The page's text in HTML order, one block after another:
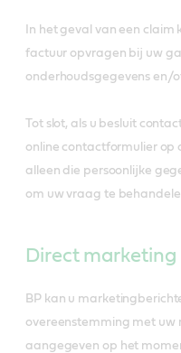
In het geval van een claim
factuur opvragen bij uw
onderhoudsgegevens en/
Tot slot, als u besluit
online contactformulier op
alleen die persoonlijke
om uw vraag te
Direct marketing
BP kan u
overeenstemming met uw
aangegeven op het